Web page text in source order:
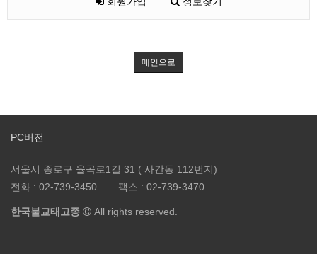
메인으로
PC버전
서울시 종로구 율곡로1길 31 ( 사간동 112번지)
전화 : 02-739-3450 팩스 : 02-739-3470
한국불교태고종 All rights reserved.